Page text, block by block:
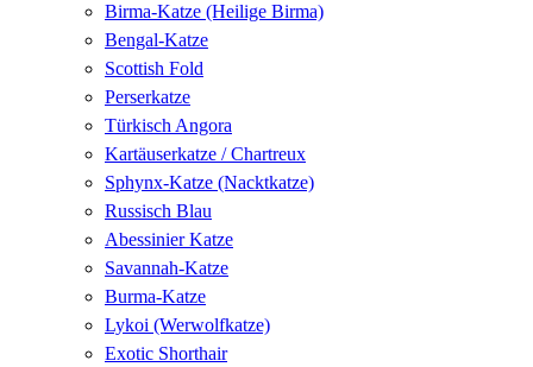
Birma-Katze (Heilige Birma)
Bengal-Katze
Scottish Fold
Perserkatze
Türkisch Angora
Kartäuserkatze / Chartreux
Sphynx-Katze (Nacktkatze)
Russisch Blau
Abessinier Katze
Savannah-Katze
Burma-Katze
Lykoi (Werwolfkatze)
Exotic Shorthair